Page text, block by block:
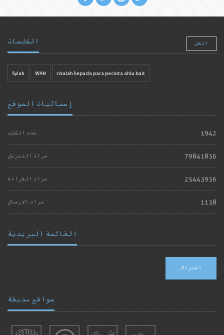
الكلمات الكل
Syiah WAN risalah kepada para pecinta ahlu bait
إحصائيات الموقع
عدد الكتب 1942
مرات التنزيل 79841836
مرات القراءة 25443936
مرات الارسال 1138
القائمة البريدية
اشتراك
مواقع صديقة